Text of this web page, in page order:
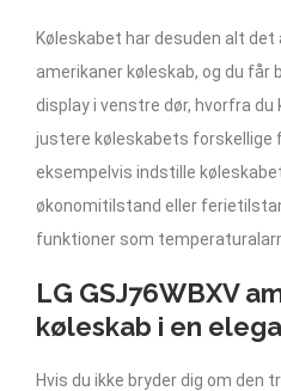
Køleskabet har desuden alt
amerikaner køleskab, og du
display i venstre dør, hvorfra
justere køleskabets forskellige
eksempelvis indstille
økonomitilstand eller
funktioner som
LG GSJ76WBXV
køleskab i en
Hvis du ikke bryder dig om den